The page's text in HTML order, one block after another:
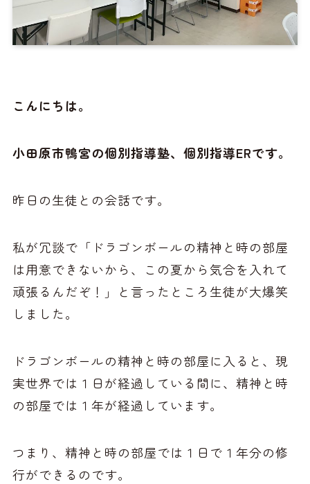
こんにちは。
小田原市鴨宮の個別指導塾、個別指導ERです。
昨日の生徒との会話です。
私が冗談で「ドラゴンボールの精神と時の部屋
は用意できないから、この夏から気合を入れて
頑張るんだぞ！」と言ったところ生徒が大爆笑
しました。
ドラゴンボールの精神と時の部屋に入ると、現
実世界では１日が経過している間に、精神と時
の部屋では１年が経過しています。
つまり、精神と時の部屋では１日で１年分の修
行ができるのです。